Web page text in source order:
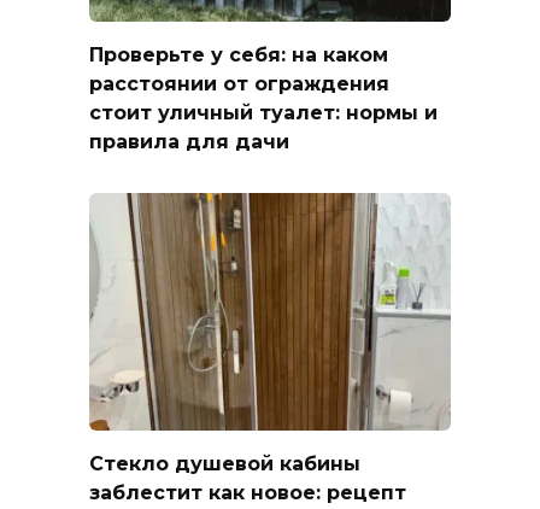
Проверьте у себя: на каком
расстоянии от ограждения
стоит уличный туалет: нормы и
правила для дачи
Стекло душевой кабины
заблестит как новое: рецепт